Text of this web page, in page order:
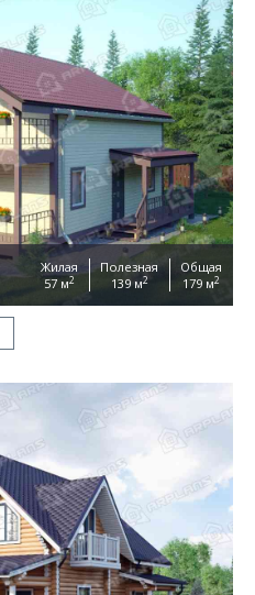
Жилая
57 м2
Полезная
139 м2
Общая
179 м2